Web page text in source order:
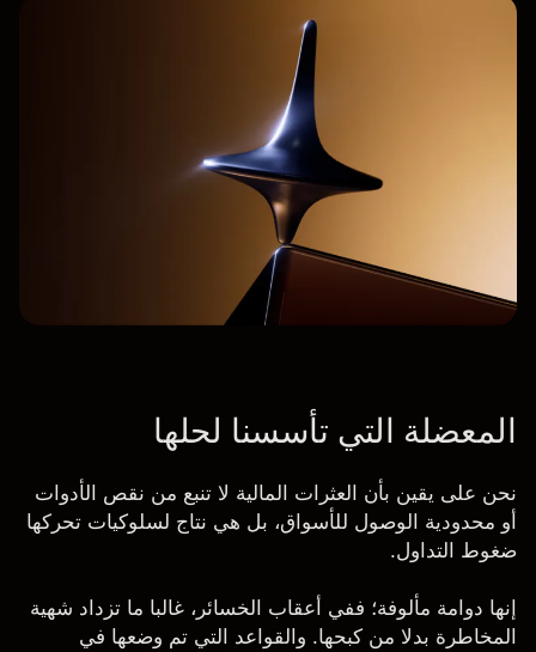
المعضلة التي تأسسنا لحلها
نحن على يقين بأن العثرات المالية لا تنبع من نقص الأدوات
أو محدودية الوصول للأسواق، بل هي نتاج لسلوكيات تحركها
ضغوط التداول.
إنها دوامة مألوفة؛ ففي أعقاب الخسائر، غالبا ما تزداد شهية
المخاطرة بدلا من كبحها. والقواعد التي تم وضعها في